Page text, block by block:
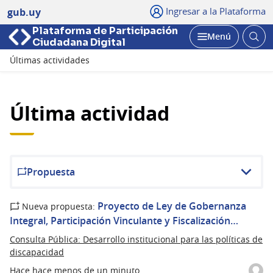
gub.uy Ingresar a la Plataforma
Plataforma de Participación
Ciudadana Digital
Abrir
Menú
Últimas actividades
Última actividad
Propuesta
Hace hace menos de un minuto
Nueva propuesta: Proyecto de Ley de Gobernanza
Integral, Participación Vinculante y Fiscalización…
Consulta Pública: Desarrollo institucional para las políticas de
discapacidad